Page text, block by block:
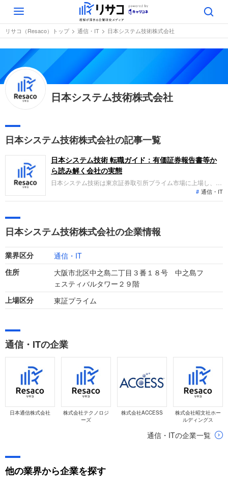
Toggle
navigation
リサコ（Resaco）トップ 通信・IT 日本システム技術株式会社
日本システム技術株式会社
日本システム技術株式会社の記事一覧
日本システム技術 転職ガイド：有価証券報告書等か
ら読み解く会社の実態
日本システム技術は東京証券取引所プライム市場に上場し、
DX＆SI事業、パッケージ事業、医療ビッグデータ事業、グロ
ーバル事業を展開しています。業績トレンドは、通信業や金融
ています。
通信・IT
日本システム技術株式会社の企業情報
業界区分 通信・IT
住所
大阪市北区中之島二丁目３番１８号 中之島フ
ェスティバルタワー２９階
上場区分 東証プライム
通信・ITの企業
日本通信株式会社
株式会社テクノロジ
ーズ
株式会社ACCESS
株式会社昭文社ホー
ルディングス
通信・ITの企業一覧
他の業界から企業を探す